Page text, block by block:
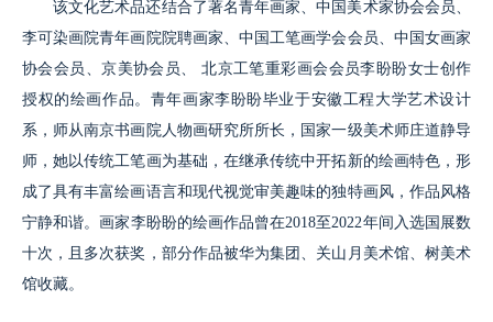
该文化艺术品还结合了著名青年画家、中国美术家协会会员、
李可染画院青年画院院聘画家、中国工笔画学会会员、中国女画家
协会会员、京美协会员、 北京工笔重彩画会会员李盼盼女士创作
授权的绘画作品。青年画家李盼盼毕业于安徽工程大学艺术设计
系，师从南京书画院人物画研究所所长，国家一级美术师庄道静导
师，她以传统工笔画为基础，在继承传统中开拓新的绘画特色，形
成了具有丰富绘画语言和现代视觉审美趣味的独特画风，作品风格
宁静和谐。画家李盼盼的绘画作品曾在2018至2022年间入选国展数
十次，且多次获奖，部分作品被华为集团、关山月美术馆、树美术
馆收藏。